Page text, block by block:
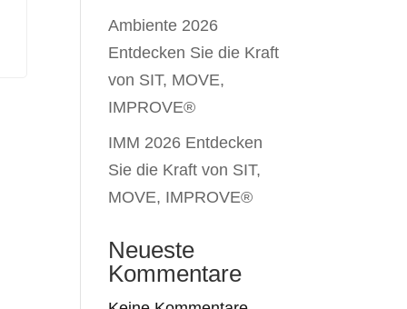
Ambiente 2026
Entdecken Sie die Kraft
von SIT, MOVE,
IMPROVE®
IMM 2026 Entdecken
Sie die Kraft von SIT,
MOVE, IMPROVE®
Neueste
Kommentare